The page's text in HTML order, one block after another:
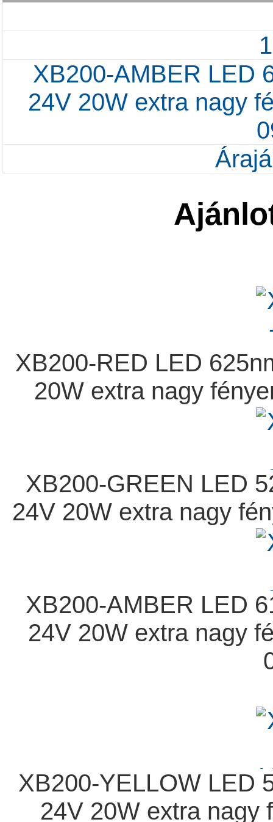
XB200-AMBER LED
24V 20W extra nagy
XB200-RED LED
20W extra nagy
XB200-GREEN LED
24V 20W extra nagy
XB200-AMBER LED
24V 20W extra nagy
XB200-YELLOW LED
24V 20W extra nagy